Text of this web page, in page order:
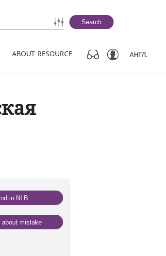
Search
ABOUT RESOURCE АНГЛ.
in NLB
about mistake